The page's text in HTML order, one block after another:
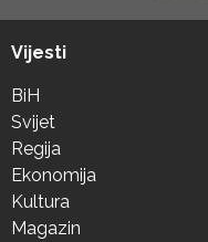
Vijesti
BiH
Svijet
Regija
Ekonomija
Kultura
Magazin